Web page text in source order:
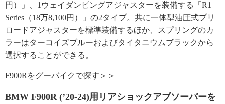
円）」、1ウェイダンピングアジャスターを装備する「R1
Series（18万8,100円）」の2タイプ。共に一体型油圧式プリ
ロードアジャスターを標準装備するほか、スプリングのカ
ラーはターコイズブルーおよびタイタニウムブラックから
選択することができる。
F900Rをグーバイクで探す＞＞
BMW F900R (ʼ20-24)用リアショックアブソーバーを